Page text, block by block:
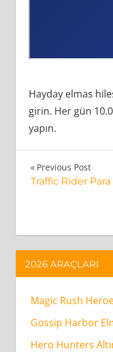
Hayday elmas
girin. Her gün
yapın.
HayDay
Para
Çalışır?
HayDay
Hilesi
Güvenilirmi?
Yazı
Previous Post
Traffic Rider
2026 ARAÇLARI
Magic Rush
Gossip Harbor
Hero Hunters